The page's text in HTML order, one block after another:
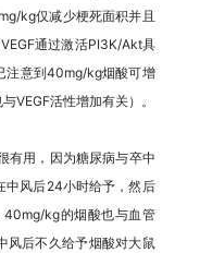
kg仅减少梗死面积并且
通过激活PI3K/Akt具
注意到40mg/kg烟酸可增
VEGF活性增加有关）。
有用，因为糖尿病与卒中
中风后24小时给予，然后
40mg/kg的烟酸也与血管
风后不久给予烟酸对大鼠